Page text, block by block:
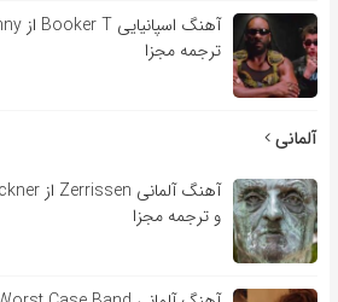
ترجمه مجزا
آلمانی
و ترجمه مجزا